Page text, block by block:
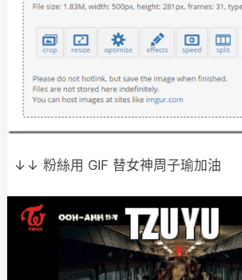
↓↓ 粉絲用 GIF 替女神周子瑜加油